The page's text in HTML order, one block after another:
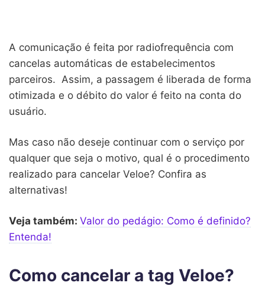
A comunicação é feita por radiofrequência com
cancelas automáticas de estabelecimentos
parceiros. Assim, a passagem é liberada de forma
otimizada e o débito do valor é feito na conta do
usuário.
Mas caso não deseje continuar com o serviço por
qualquer que seja o motivo, qual é o procedimento
realizado para cancelar Veloe? Confira as
alternativas!
Veja também: Valor do pedágio: Como é definido?
Entenda!
Como cancelar a tag Veloe?